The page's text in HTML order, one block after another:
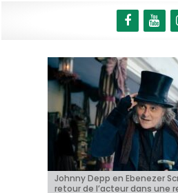
Johnny Depp en Ebenezer
retour de l’acteur dans une
BRIFF 2026: la Compétition
« Coyote vs. Acme », le film
Hollywood a enfin une date
Capsule #147: « Notre Salut
Marre
« Toy Story 5 » franchit le
dollars et devient le plus